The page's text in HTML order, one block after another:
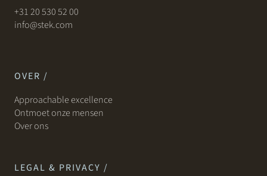
+31 20 530 52 00
info@stek.com
OVER /
Approachable excellence
Ontmoet onze mensen
Over ons
LEGAL & PRIVACY /